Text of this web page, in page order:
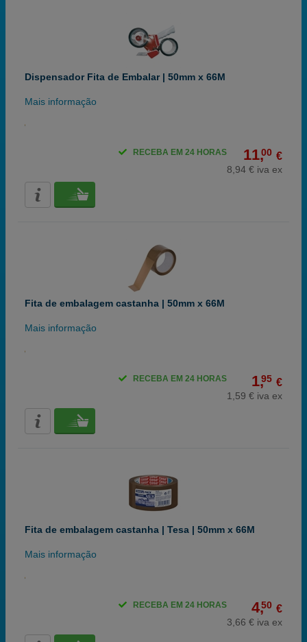
Dispensador Fita de Embalar | 50mm x 66M
Mais informação
11,00 €
8,94 € iva ex
RECEBA EM 24 HORAS
Fita de embalagem castanha | 50mm x 66M
Mais informação
1,95 €
1,59 € iva ex
RECEBA EM 24 HORAS
Fita de embalagem castanha | Tesa | 50mm x 66M
Mais informação
4,50 €
3,66 € iva ex
RECEBA EM 24 HORAS